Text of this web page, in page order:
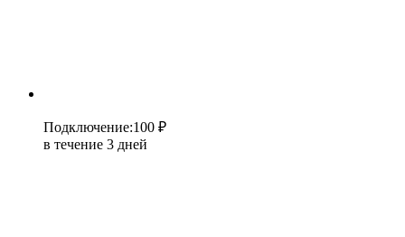
Подключение:100 ₽
в течение 3 дней